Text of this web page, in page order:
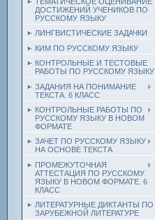
ДОСТИЖЕНИЙ УЧЕНИКОВ ПО
РУССКОМУ ЯЗЫКУ
ЛИНГВИСТИЧЕСКИЕ ЗАДАЧКИ
КИМ ПО РУССКОМУ ЯЗЫКУ
КОНТРОЛЬНЫЕ И ТЕСТОВЫЕ
РАБОТЫ ПО РУССКОМУ ЯЗЫКУ
ЗАДАНИЯ НА ПОНИМАНИЕ
ТЕКСТА. 6 КЛАСС
КОНТРОЛЬНЫЕ РАБОТЫ ПО
РУССКОМУ ЯЗЫКУ В НОВОМ
ФОРМАТЕ
ЗАЧЕТ ПО РУССКОМУ ЯЗЫКУ
НА ОСНОВЕ ТЕКСТА
ПРОМЕЖУТОЧНАЯ
АТТЕСТАЦИЯ ПО РУССКОМУ
ЯЗЫКУ В НОВОМ ФОРМАТЕ. 6
КЛАСС
ЛИТЕРАТУРНЫЕ ДИКТАНТЫ ПО
ЗАРУБЕЖНОЙ ЛИТЕРАТУРЕ